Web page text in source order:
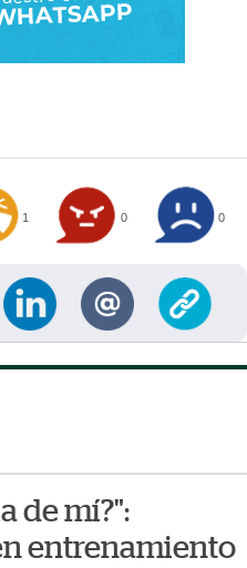
1 0 0
de mí?":
entrenamiento